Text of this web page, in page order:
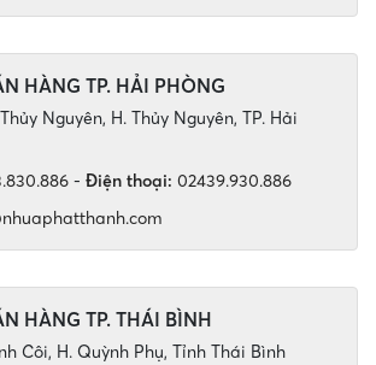
HÀNG TP. HẢI PHÒNG
Nguyên, H. Thủy Nguyên, TP. Hải
- Điện thoại: 02439.930.886
HÀNG TP. THÁI BÌNH
Côi, H. Quỳnh Phụ, Tỉnh Thái Bình